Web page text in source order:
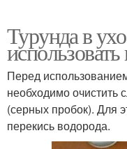
Турунда в
Перед
необходимо очистить
(серных пробок). Для
перекись водорода.